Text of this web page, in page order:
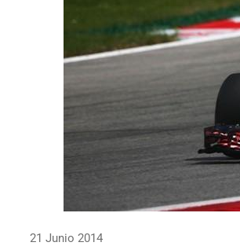
21 Junio 2014